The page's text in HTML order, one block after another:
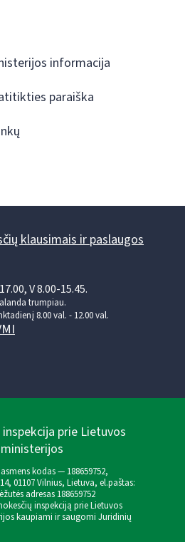
informacija
paraiška
klausimais ir paslaugos
V 8.00-15.45.
trumpiau.
8.00 val. - 12.00 val.
prie Lietuvos
kodas — 188659752,
01107 Vilnius, Lietuva, el.paštas:
adresas 188659752
inspekciją prie Lietuvos
kaupiami ir saugomi Juridinių